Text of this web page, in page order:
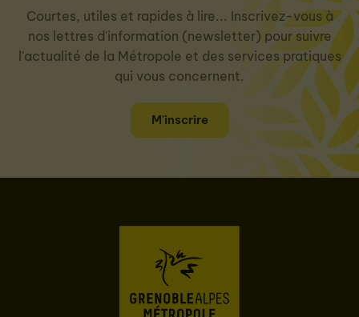
Courtes, utiles et rapides à lire... Inscrivez-vous à
nos lettres d'information (newsletter) pour suivre
l'actualité de la Métropole et des services pratiques
qui vous concernent.
M'inscrire